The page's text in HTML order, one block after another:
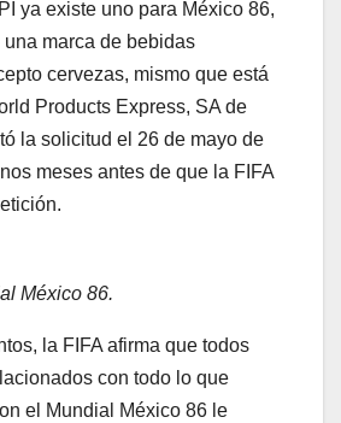
ya existe uno para México 86,
una marca de bebidas
cervezas, mismo que está
Products Express, SA de
la solicitud el 26 de mayo de
meses antes de que la FIFA
México 86.
la FIFA afirma que todos
con todo lo que
el Mundial México 86 le